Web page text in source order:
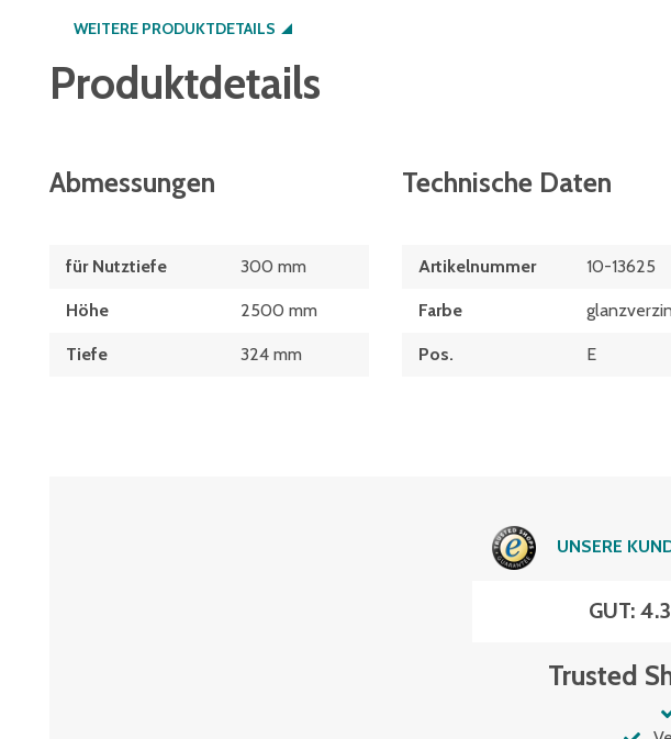
WEITERE PRODUKTDETAILS
Produktdetails
Abmessungen
für Nutztiefe 300 mm
Höhe 2500 mm
Tiefe 324 mm
Technische Daten
Artikelnummer 10-13625
Farbe
Pos. E
UNSERE
GUT:
Trusted